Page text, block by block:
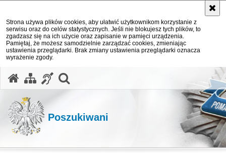
Strona używa plików cookies, aby ułatwić użytkownikom korzystanie z
serwisu oraz do celów statystycznych. Jeśli nie blokujesz tych plików, to
zgadzasz się na ich użycie oraz zapisanie w pamięci urządzenia.
Pamiętaj, że możesz samodzielnie zarządzać cookies, zmieniając
ustawienia przeglądarki. Brak zmiany ustawienia przeglądarki oznacza
wyrażenie zgody.
Poszukiwani